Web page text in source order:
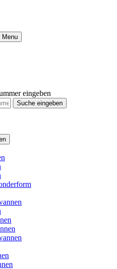
Menu
eingeben
Suche eingeben